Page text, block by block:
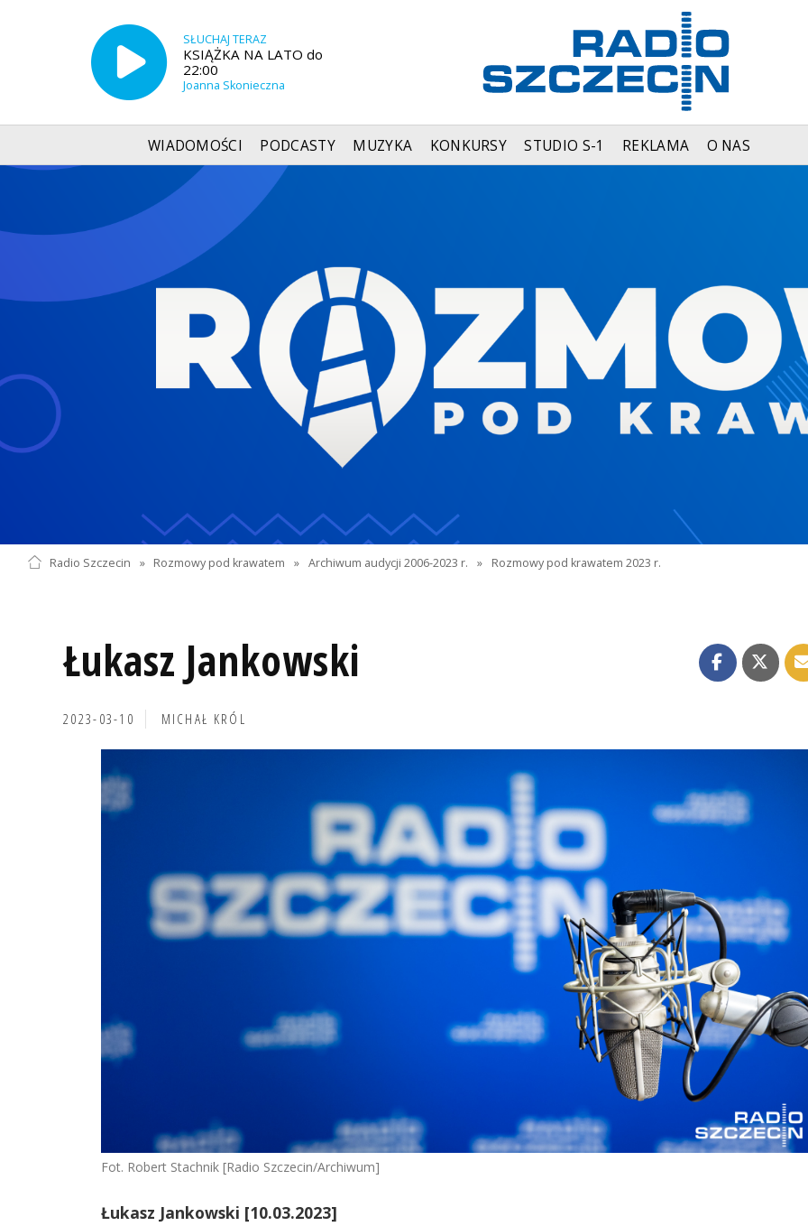
SŁUCHAJ TERAZ
KSIĄŻKA NA LATO do
22:00
Joanna Skonieczna
WIADOMOŚCI PODCASTY MUZYKA KONKURSY STUDIO S-1 REKLAMA O NAS
Radio Szczecin » Rozmowy pod krawatem » Archiwum audycji 2006-2023 r. » Rozmowy pod krawatem 2023 r.
Łukasz Jankowski
2023-03-10 MICHAŁ KRÓL
Fot. Robert Stachnik [Radio Szczecin/Archiwum]
Łukasz Jankowski [10.03.2023]